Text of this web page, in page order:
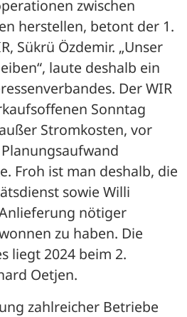
zwischen
herstellen, betont der 1.
Sükrü Özdemir. „Unser
laute deshalb ein
Der WIR
Sonntag
Stromkosten, vor
Froh ist man deshalb, die
sowie Willi
nötiger
zu haben. Die
liegt 2024 beim 2.
Oetjen.
zahlreicher Betriebe